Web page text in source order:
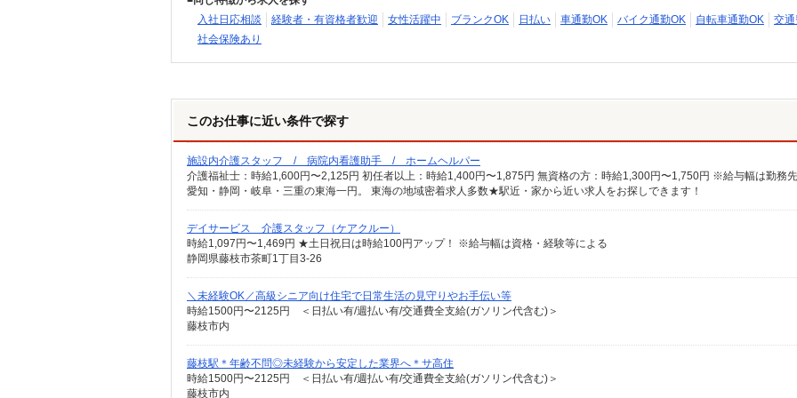
入社日応相談
経験者・有資格者歓迎 女性活躍中 ブランクOK 日払い 車通勤OK バイク通勤OK 自転車通勤OK
交
社会保険あり
このお仕事に近い条件で探す
施設内介護スタッフ / 病院内看護助手 / ホームヘルパー
愛知・静岡・岐阜・三重の東海一円。 東海の地域密着求人多数★駅近・家から近い求人をお探しできます！
デイサービス 介護スタッフ（ケアクルー）
時給1,097円〜1,469円 ★土日祝日は時給100円アップ！ ※給与幅は資格・経験等による
静岡県藤枝市茶町1丁目3-26
＼未経験OK／高級シニア向け住宅で日常生活の見守りやお手伝い等
時給1500円〜2125円 ＜日払い有/週払い有/交通費全支給(ガソリン代含む)＞
藤枝市内
藤枝駅＊年齢不問◎未経験から安定した業界へ＊サ高住
時給1500円〜2125円 ＜日払い有/週払い有/交通費全支給(ガソリン代含む)＞
藤枝市内